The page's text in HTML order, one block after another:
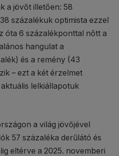
a jövőt illetően: 58
százalékuk optimista ezzel
óta 6 százalékponttal nőtt a
hangulat a
és a remény (43
– ezt a két érzelmet
lelkiállapotuk
a világ jövőjével
57 százaléka derűlátó és
eltérve a 2025. novemberi